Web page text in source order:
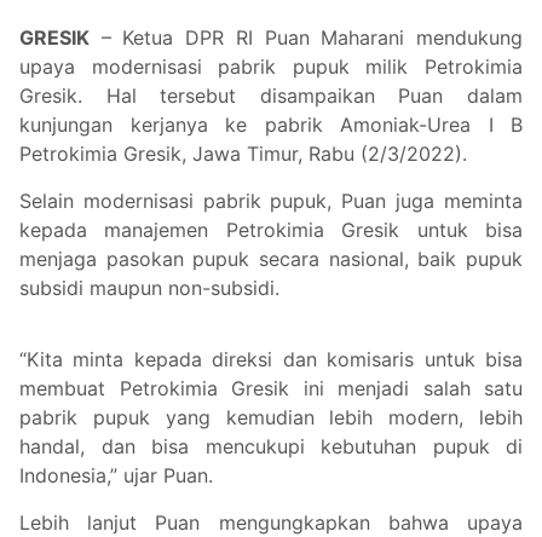
GRESIK – Ketua DPR RI Puan Maharani mendukung
upaya modernisasi pabrik pupuk milik Petrokimia
Gresik. Hal tersebut disampaikan Puan dalam
kunjungan kerjanya ke pabrik Amoniak-Urea I B
Petrokimia Gresik, Jawa Timur, Rabu (2/3/2022).
Selain modernisasi pabrik pupuk, Puan juga meminta
kepada manajemen Petrokimia Gresik untuk bisa
menjaga pasokan pupuk secara nasional, baik pupuk
subsidi maupun non-subsidi.
“Kita minta kepada direksi dan komisaris untuk bisa
membuat Petrokimia Gresik ini menjadi salah satu
pabrik pupuk yang kemudian lebih modern, lebih
handal, dan bisa mencukupi kebutuhan pupuk di
Indonesia,” ujar Puan.
Lebih lanjut Puan mengungkapkan bahwa upaya